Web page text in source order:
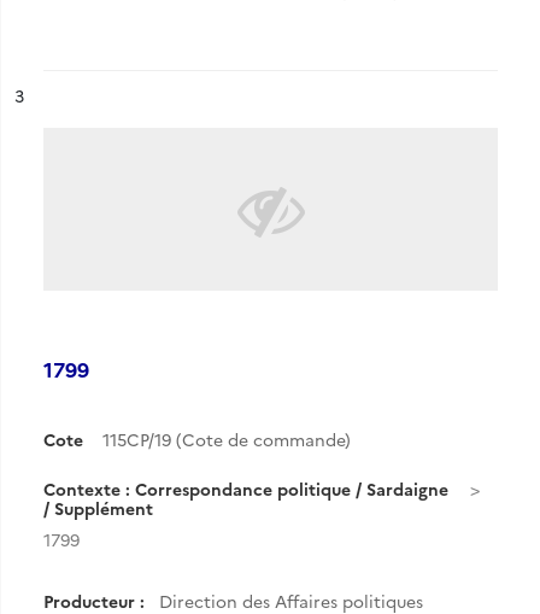
n°
3
1799
Cote 115CP/19 (Cote de commande)
Contexte : Correspondance politique / Sardaigne
/ Supplément
1799
Producteur : Direction des Affaires politiques